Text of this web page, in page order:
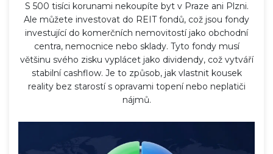
S 500 tisíci korunami nekoupíte byt v Praze ani Plzni.
Ale můžete investovat do REIT fondů, což jsou fondy
investující do komerčních nemovitostí jako obchodní
centra, nemocnice nebo sklady. Tyto fondy musí
většinu svého zisku vyplácet jako dividendy, což vytváří
stabilní cashflow. Je to způsob, jak vlastnit kousek
reality bez starostí s opravami topení nebo neplatiči
nájmů.